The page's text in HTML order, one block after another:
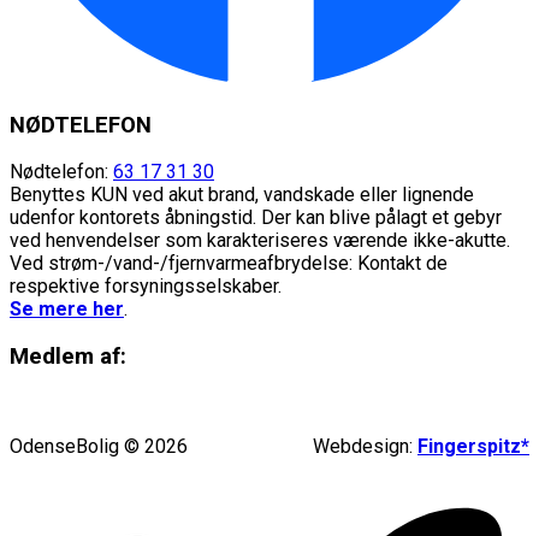
NØDTELEFON
Nødtelefon: 63 17 31 30
Benyttes KUN ved akut brand, vandskade eller lignende
udenfor kontorets åbningstid. Der kan blive pålagt et gebyr
ved henvendelser som karakteriseres værende ikke-akutte.
Ved strøm-/vand-/fjernvarmeafbrydelse: Kontakt de
respektive forsyningsselskaber.
Se mere her.
Medlem af:
OdenseBolig © 2026 Webdesign: Fingerspitz*